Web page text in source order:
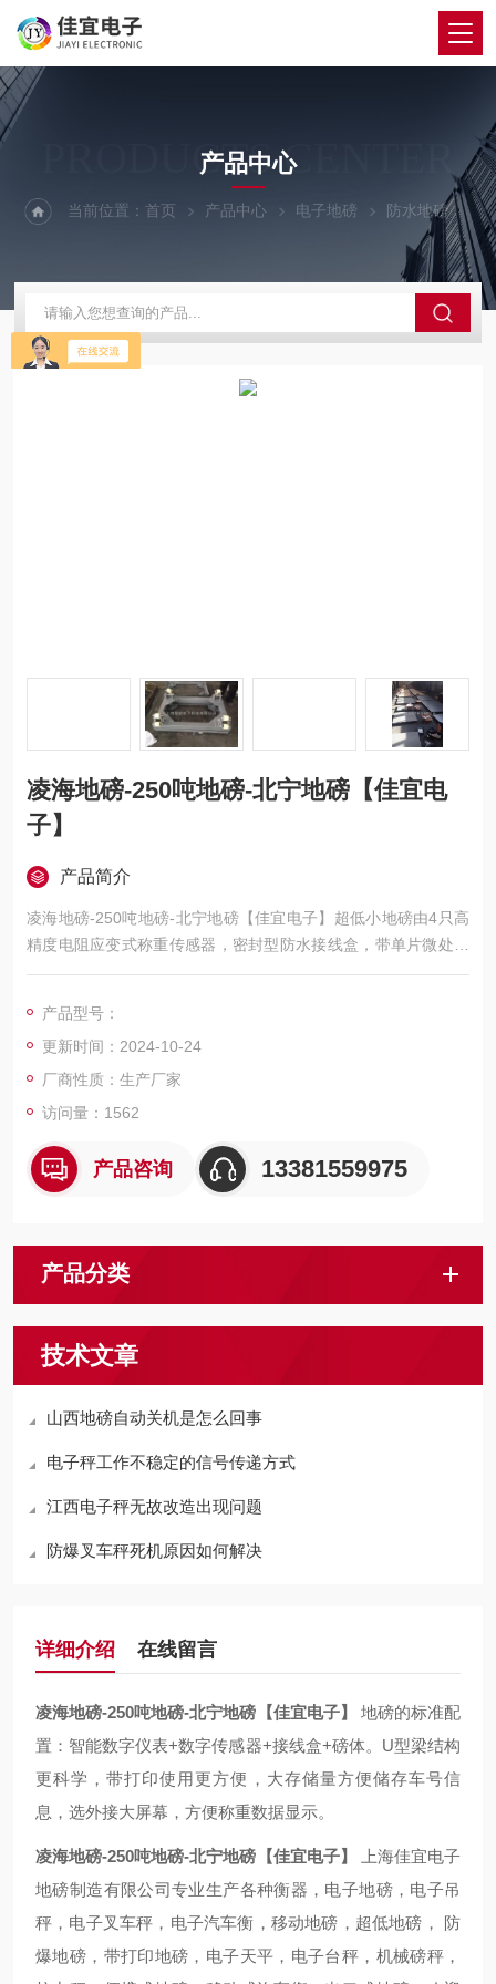
PRODUCTS CENTER
产品中心
当前位置：首页 产品中心 电子地磅 防水地磅
凌海地磅-250吨地磅-北宁地磅【佳宜电
子】
产品简介
凌海地磅-250吨地磅-北宁地磅【佳宜电子】超低小地磅由4只高
精度电阻应变式称重传感器，密封型防水接线盒，带单片微处理
器的称重显示仪表及钢结构称重秤台组成。超低台面结构，高度3
台表面抛光拉丝。产品美观，结构坚固，称量迅速，读字直观，
性能稳定可靠，操作简便，移动灵活。
产品型号：
更新时间：2024-10-24
厂商性质：生产厂家
访问量：1562
产品咨询 13381559975
产品分类
技术文章
山西地磅自动关机是怎么回事
电子秤工作不稳定的信号传递方式
江西电子秤无故改造出现问题
防爆叉车秤死机原因如何解决
详细介绍 在线留言
凌海地磅-250吨地磅-北宁地磅【佳宜电子】 地磅的标准配
置：智能数字仪表+数字传感器+接线盒+磅体。U型梁结构
更科学，带打印使用更方便，大存储量方便储存车号信
息，选外接大屏幕，方便称重数据显示。
凌海地磅-250吨地磅-北宁地磅【佳宜电子】
上海佳宜电子
地磅制造有限公司专业生产各种衡器，电子地磅，电子吊
秤，电子叉车秤，电子汽车衡，移动地磅，超低地磅， 防
爆地磅，带打印地磅，电子天平，电子台秤，机械磅秤，